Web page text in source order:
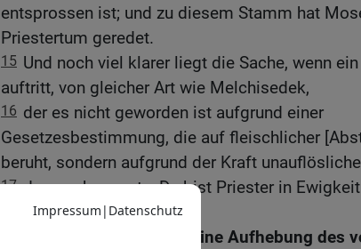
entsprossen ist; und zu diesem Stamm hat
Priestertum geredet.
15 Und noch viel klarer liegt die Sache, wenn
auftritt, von gleicher Art wie Melchisedek,
16 der es nicht geworden ist aufgrund einer
Gesetzesbestimmung, die auf fleischlicher
beruht, sondern aufgrund der Kraft
17 denn er bezeugt: »Du bist Priester in
Melchisedeks«.
Damit erfolgt nämlich eine Aufhebung des